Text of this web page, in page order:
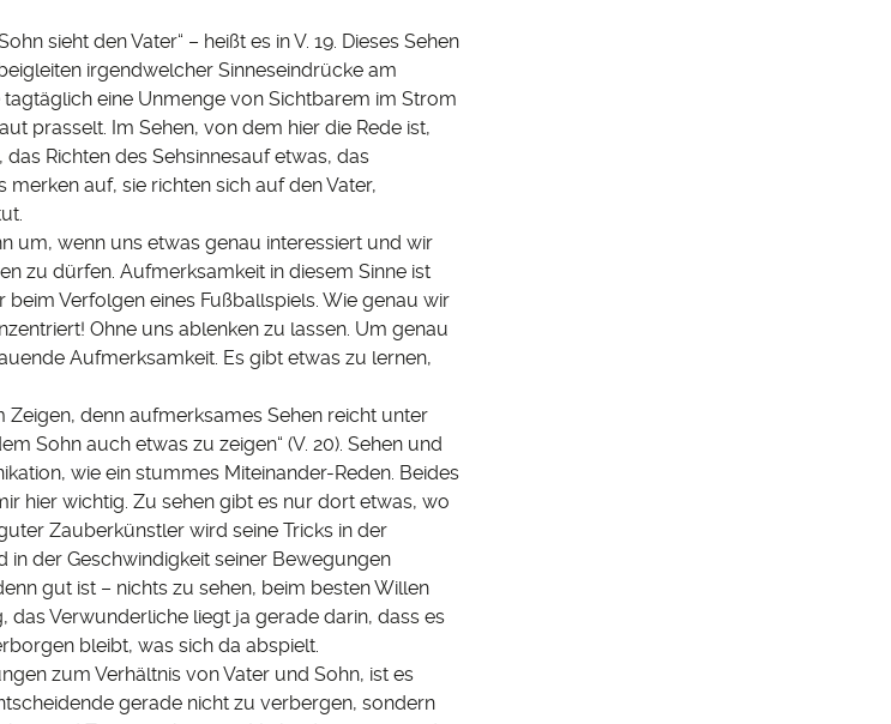
sieht den Vater“ – heißt es in V. 19. Dieses Sehen
irgendwelcher Sinneseindrücke am
eine Unmenge von Sichtbarem im Strom
prasselt. Im Sehen, von dem hier die Rede ist,
Richten des Sehsinnesauf etwas, das
merken auf, sie richten sich auf den Vater,
um, wenn uns etwas genau interessiert und wir
zu dürfen. Aufmerksamkeit in diesem Sinne ist
Verfolgen eines Fußballspiels. Wie genau wir
Ohne uns ablenken zu lassen. Um genau
Aufmerksamkeit. Es gibt etwas zu lernen,
Zeigen, denn aufmerksames Sehen reicht unter
Sohn auch etwas zu zeigen“ (V. 20). Sehen und
wie ein stummes Miteinander-Reden. Beides
hier wichtig. Zu sehen gibt es nur dort etwas, wo
Zauberkünstler wird seine Tricks in der
in der Geschwindigkeit seiner Bewegungen
gut ist – nichts zu sehen, beim besten Willen
das Verwunderliche liegt ja gerade darin, dass es
bleibt, was sich da abspielt.
zum Verhältnis von Vater und Sohn, ist es
gerade nicht zu verbergen, sondern